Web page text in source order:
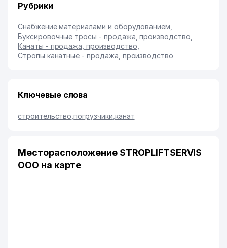
Рубрики
Снабжение материалами и оборудованием
Буксировочные тросы - продажа, производство
Канаты - продажа, производство
Стропы канатные - продажа, производство
Ключевые слова
строительство ,погрузчики канат
Месторасположение STROPLIFTSERVIS
ООО на карте